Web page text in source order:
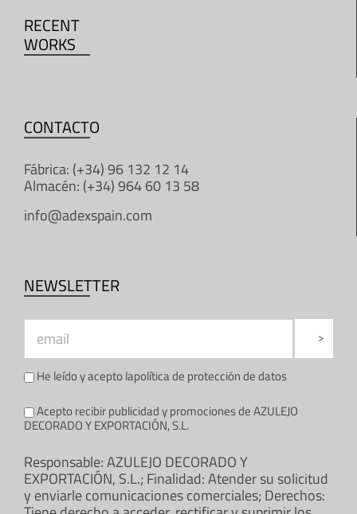
RECENT
WORKS
CONTACTO
Fábrica: (+34) 96 132 12 14
Almacén: (+34) 964 60 13 58
info@adexspain.com
NEWSLETTER
He leído y acepto lapolítica de protección de datos
Acepto recibir publicidad y promociones de AZULEJO
DECORADO Y EXPORTACIÓN, S.L.
Responsable: AZULEJO DECORADO Y
EXPORTACIÓN, S.L.; Finalidad: Atender su solicitud
y enviarle comunicaciones comerciales; Derechos: